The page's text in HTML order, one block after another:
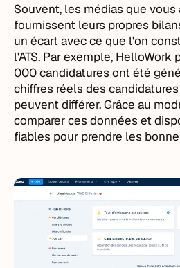
Souvent, les médias que
fournissent leurs propres
un écart avec ce que l'on
l'ATS. Par exemple,
000 candidatures ont été
chiffres réels des
peuvent différer. Grâce au
comparer ces données et
fiables pour prendre les